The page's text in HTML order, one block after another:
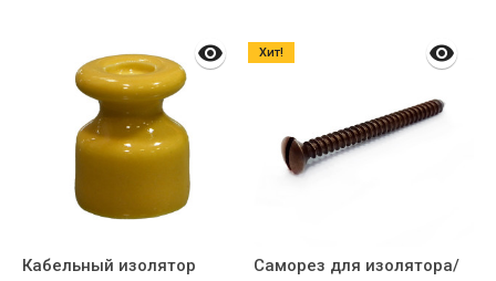
Кабельный изолятор
Саморез для изолятора/
Хит!